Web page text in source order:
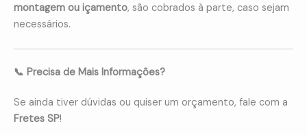
montagem ou içamento, são cobrados à parte, caso sejam
necessários.
📞 Precisa de Mais Informações?
Se ainda tiver dúvidas ou quiser um orçamento, fale com a
Fretes SP!